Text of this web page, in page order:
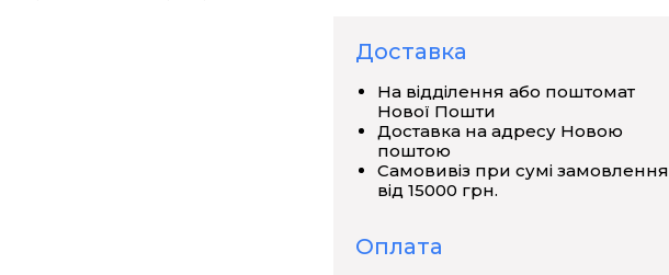
Доставка
На відділення або поштомат
Нової Пошти
Доставка на адресу Новою
поштою
Самовивіз при сумі замовлення
від 15000 грн.
Оплата